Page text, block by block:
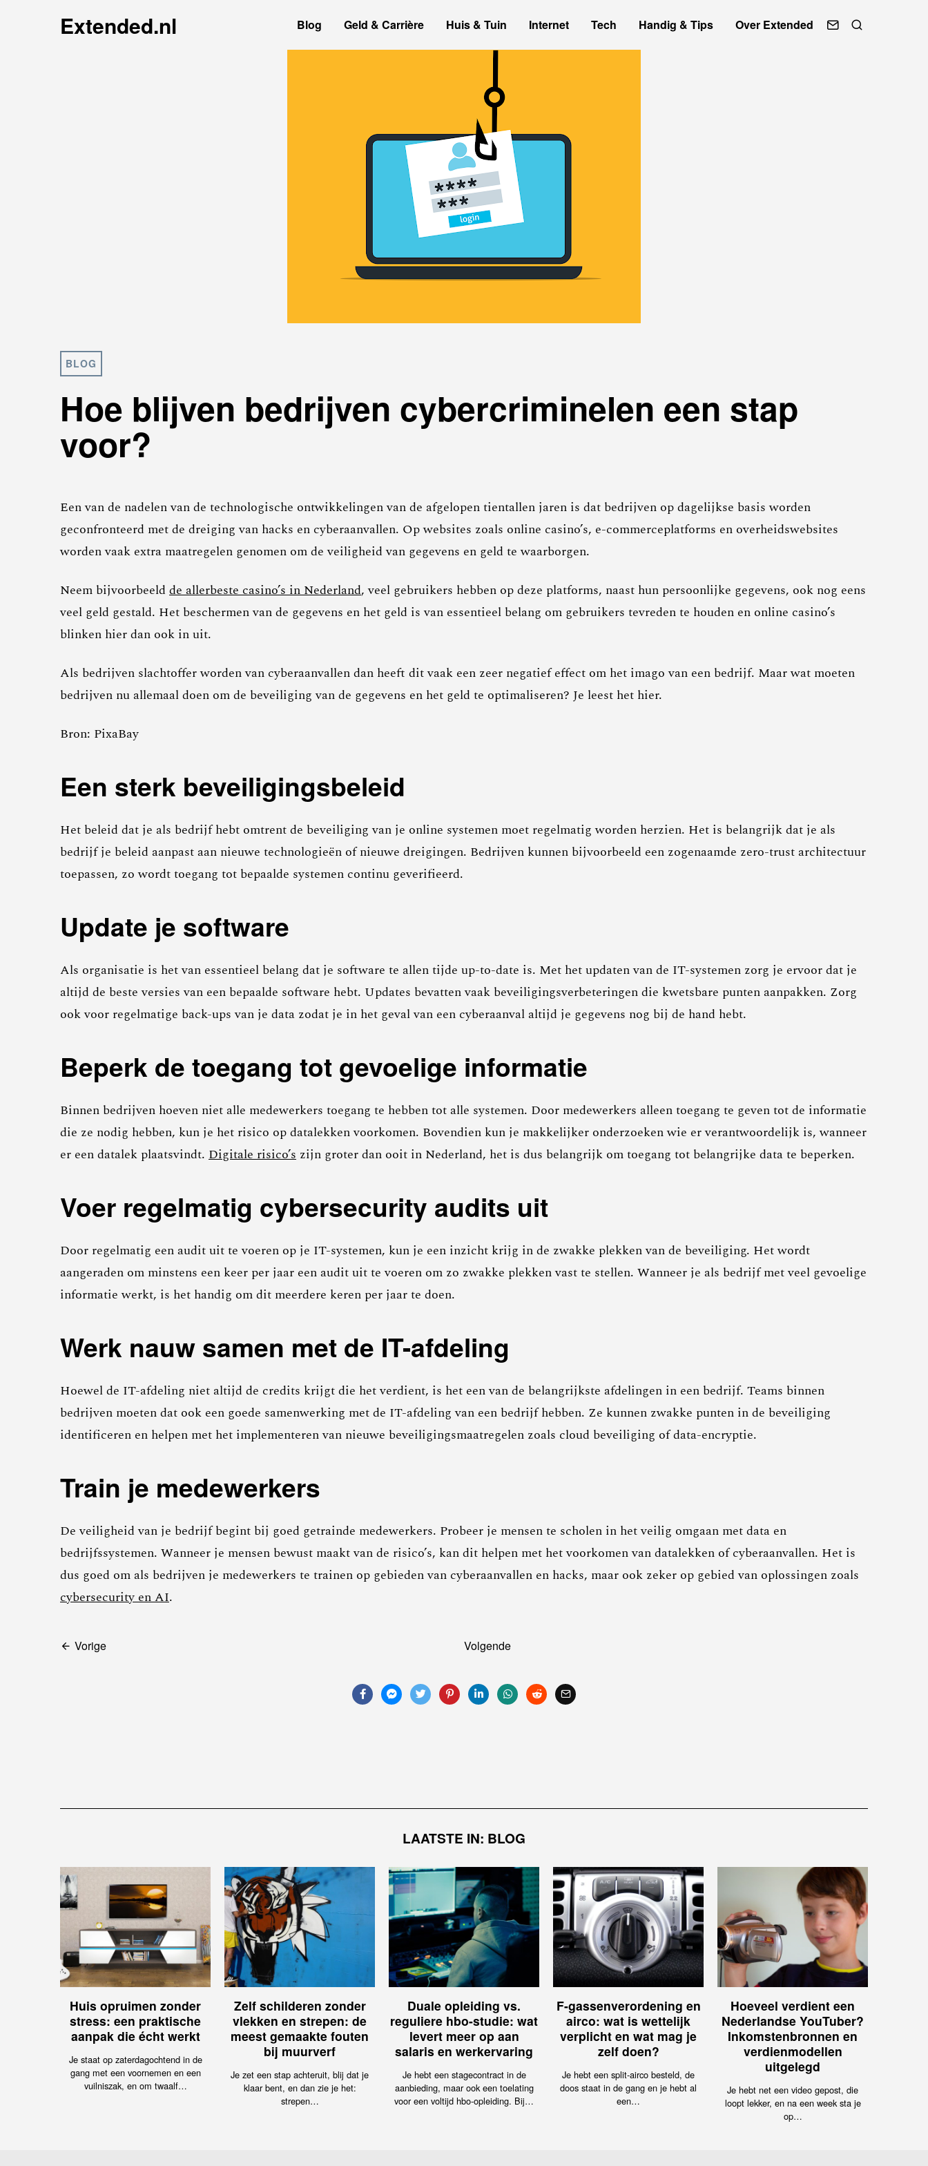
Extended.nl Blog Geld & Carrière Huis & Tuin Internet Tech Handig & Tips Over Extended
BLOG
Hoe blijven bedrijven cybercriminelen een stap
voor?
Een van de nadelen van de technologische ontwikkelingen van de afgelopen tientallen jaren is dat bedrijven op dagelijkse basis worden
geconfronteerd met de dreiging van hacks en cyberaanvallen. Op websites zoals online casino’s, e-commerceplatforms en overheidswebsites
worden vaak extra maatregelen genomen om de veiligheid van gegevens en geld te waarborgen.
Neem bijvoorbeeldde allerbeste casino’s in Nederland, veel gebruikers hebben op deze platforms, naast hun persoonlijke gegevens, ook nog eens
veel geld gestald. Het beschermen van de gegevens en het geld is van essentieel belang om gebruikers tevreden te houden en online casino’s
blinken hier dan ook in uit.
Als bedrijven slachtoffer worden van cyberaanvallen dan heeft dit vaak een zeer negatief effect om het imago van een bedrijf. Maar wat moeten
bedrijven nu allemaal doen om de beveiliging van de gegevens en het geld te optimaliseren? Je leest het hier.
Bron: PixaBay
Een sterk beveiligingsbeleid
Het beleid dat je als bedrijf hebt omtrent de beveiliging van je online systemen moet regelmatig worden herzien. Het is belangrijk dat je als
bedrijf je beleid aanpast aan nieuwe technologieën of nieuwe dreigingen. Bedrijven kunnen bijvoorbeeld een zogenaamde zero-trust architectuur
toepassen, zo wordt toegang tot bepaalde systemen continu geverifieerd.
Update je software
Als organisatie is het van essentieel belang dat je software te allen tijde up-to-date is. Met het updaten van de IT-systemen zorg je ervoor dat je
altijd de beste versies van een bepaalde software hebt. Updates bevatten vaak beveiligingsverbeteringen die kwetsbare punten aanpakken. Zorg
ook voor regelmatige back-ups van je data zodat je in het geval van een cyberaanval altijd je gegevens nog bij de hand hebt.
Beperk de toegang tot gevoelige informatie
Binnen bedrijven hoeven niet alle medewerkers toegang te hebben tot alle systemen. Door medewerkers alleen toegang te geven tot de informatie
die ze nodig hebben, kun je het risico op datalekken voorkomen. Bovendien kun je makkelijker onderzoeken wie er verantwoordelijk is, wanneer
er een datalek plaatsvindt. Digitale risico’s zijn groter dan ooit in Nederland, het is dus belangrijk om toegang tot belangrijke data te beperken.
Voer regelmatig cybersecurity audits uit
Door regelmatig een audit uit te voeren op je IT-systemen, kun je een inzicht krijg in de zwakke plekken van de beveiliging. Het wordt
aangeraden om minstens een keer per jaar een audit uit te voeren om zo zwakke plekken vast te stellen. Wanneer je als bedrijf met veel gevoelige
informatie werkt, is het handig om dit meerdere keren per jaar te doen.
Werk nauw samen met de IT-afdeling
Hoewel de IT-afdeling niet altijd de credits krijgt die het verdient, is het een van de belangrijkste afdelingen in een bedrijf. Teams binnen
bedrijven moeten dat ook een goede samenwerking met de IT-afdeling van een bedrijf hebben. Ze kunnen zwakke punten in de beveiliging
identificeren en helpen met het implementeren van nieuwe beveiligingsmaatregelen zoals cloud beveiliging of data-encryptie.
Train je medewerkers
De veiligheid van je bedrijf begint bij goed getrainde medewerkers. Probeer je mensen te scholen in het veilig omgaan met data en
bedrijfssystemen. Wanneer je mensen bewust maakt van de risico’s, kan dit helpen met het voorkomen van datalekken of cyberaanvallen. Het is
dus goed om als bedrijven je medewerkers te trainen op gebieden van cyberaanvallen en hacks, maar ook zeker op gebied van oplossingen zoals
cybersecurity en AI.
Bericht
Vorige Volgende
LAATSTE IN: BLOG
Huis opruimen zonder
stress: een praktische
aanpak die écht werkt
Je staat op zaterdagochtend in de
gang met een voornemen en een
vuilniszak, en om twaalf…
Zelf schilderen zonder
vlekken en strepen: de
meest gemaakte fouten
bij muurverf
Je zet een stap achteruit, blij dat je
klaar bent, en dan zie je het:
strepen…
Duale opleiding vs.
reguliere hbo-studie: wat
levert meer op aan
salaris en werkervaring
Je hebt een stagecontract in de
aanbieding, maar ook een toelating
voor een voltijd hbo-opleiding. Bij…
F-gassenverordening en
airco: wat is wettelijk
verplicht en wat mag je
zelf doen?
Je hebt een split-airco besteld, de
doos staat in de gang en je hebt al
een…
Hoeveel verdient een
Nederlandse YouTuber?
Inkomstenbronnen en
verdienmodellen
uitgelegd
Je hebt net een video gepost, die
loopt lekker, en na een week sta je
op…